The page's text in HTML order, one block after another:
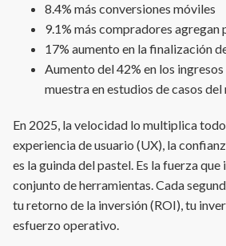
8.4% más conversiones móviles
9.1% más compradores
17% aumento en la finalización
Aumento del 42% en los
muestra en estudios de casos del
En 2025, la velocidad lo multiplica
experiencia de usuario (UX), la
es la guinda del pastel. Es la fuerza
conjunto de herramientas. Cada
tu retorno de la inversión (ROI), tu
esfuerzo operativo.